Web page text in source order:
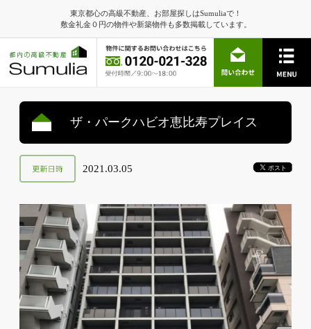
東京都心の高級不動産、お部屋探しはSumuliaで！
敷金礼金０円の物件や新築物件も多数掲載しています。
ザ・パークハビオ恵比寿プレイス
2021.03.05